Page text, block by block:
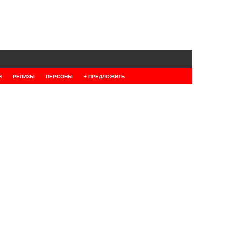
РЕЛИЗЫ ПЕРСОНЫ + ПРЕДЛОЖИТЬ